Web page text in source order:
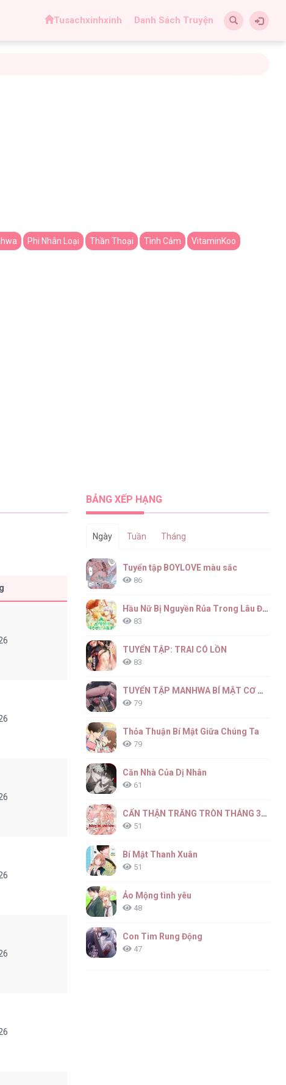
Tusachxinhxinh Danh Sách Truyện
Phi Nhân Loại Thần Thoại Tình Cảm VitaminKoo
BẢNG XẾP HẠNG
Ngày Tuần Tháng
Tuyển tập BOYLOVE màu sắc
86
Hầu Nữ Bị Nguyền Rủa Trong Lâu Đài Của Công Tước
83
TUYỂN TẬP: TRAI CÓ LỒN
83
TUYỂN TẬP MANHWA BÍ MẬT CƠ THỂ
79
Thỏa Thuận Bí Mật Giữa Chúng Ta
79
Căn Nhà Của Dị Nhân
61
CẨN THẬN TRĂNG TRÒN THÁNG 3 ĐẤY
51
Bí Mật Thanh Xuân
51
Ảo Mộng tình yêu
48
Con Tim Rung Động
47